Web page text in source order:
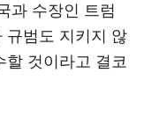
과 수장인 트럼
규범도 지키지 않
것이라고 결코